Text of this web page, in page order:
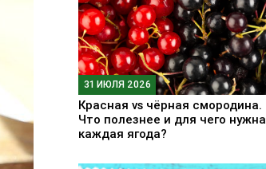
31 ИЮЛЯ 2026
Красная vs чёрная смородина.
Что полезнее и для чего нужна
каждая ягода?